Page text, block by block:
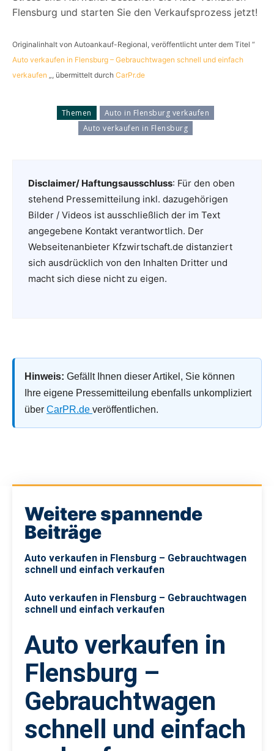
Flensburg und starten Sie den Verkaufsprozess jetzt!
Originalinhalt von Autoankauf-Regional, veröffentlicht unter dem Titel “
Auto verkaufen in Flensburg – Gebrauchtwagen schnell und einfach
verkaufen „, übermittelt durch CarPr.de
Themen
Auto in Flensburg verkaufen
Auto verkaufen in Flensburg
Disclaimer/ Haftungsausschluss: Für den oben
stehend Pressemitteilung inkl. dazugehörigen
Bilder / Videos ist ausschließlich der im Text
angegebene Kontakt verantwortlich. Der
Webseitenanbieter Kfzwirtschaft.de distanziert
sich ausdrücklich von den Inhalten Dritter und
macht sich diese nicht zu eigen.
Hinweis: Gefällt Ihnen dieser Artikel, Sie können
Ihre eigene Pressemitteilung ebenfalls unkompliziert
über CarPR.de veröffentlichen.
Weitere spannende
Beiträge
Auto verkaufen in Flensburg – Gebrauchtwagen
schnell und einfach verkaufen
Auto verkaufen in Flensburg – Gebrauchtwagen
schnell und einfach verkaufen
Auto verkaufen in
Flensburg –
Gebrauchtwagen
schnell und einfach